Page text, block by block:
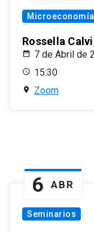
Rossella
7 de Abril de
15:30
Zoom
6 ABR
Seminarios